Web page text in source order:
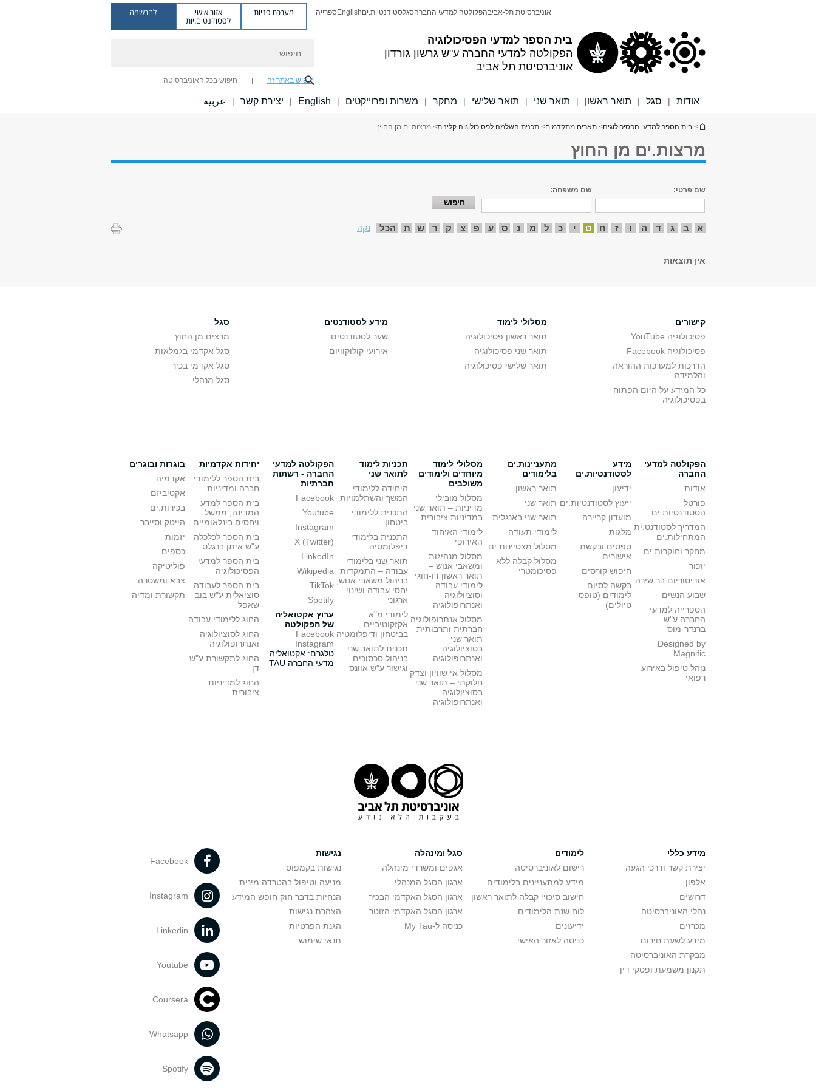
בית הספר למדעי הפסיכולוגיה
הפקולטה למדעי החברה ע"ש גרשון גורדון
אוניברסיטת תל אביב
אוניברסיטת תל-אביבהפקולטה למדעי החברהסגלסטודנטיות.יםEnglishספרייה מערכת פניות אזור אישי
לסטודנטים.יות
להרשמה
חיפוש באתר זה חיפוש בכל האוניברסיטה
אודות | סגל | תואר ראשון | תואר שני | תואר שלישי | מחקר | משרות ופרוייקטים |
English
| יצירת קשר | عربيه
הינך נמצא כאן
> בית הספר למדעי הפסיכולוגיה> תארים מתקדמים> תכנית השלמה לפסיכולוגיה קלינית> מרצות.ים מן החוץ
מרצות.ים מן החוץ
שם פרטי: שם משפחה:
א ב ג ד ה ו ז ח ט י כ ל מ נ ס ע פ צ ק ר ש ת הכל נקה
אין תוצאות
קישורים
פסיכולוגיה YouTube
פסיכולוגיה Facebook
הדרכות למערכות ההוראה
והלמידה
כל המידע על היום הפתוח
בפסיכולוגיה
מסלולי לימוד
תואר ראשון פסיכולוגיה
תואר שני פסיכולוגיה
תואר שלישי פסיכולוגיה
מידע לסטודנטים
שער לסטודנטים
אירועי קולוקוויום
סגל
מרצים מן החוץ
סגל אקדמי בגמלאות
סגל אקדמי בכיר
סגל מנהלי
הפקולטה למדעי
החברה
אודות
פורטל
הסטודנטיות.ים
המדריך לסטודנט.ית
המתחילות.ים
מחקר וחוקרות.ים
יזכור
אודיטוריום בר שירה
שבוע הנשים
הספרייה למדעי
החברה ע"ש
ברנדר-מוס
Designed by
Magnific
נוהל טיפול באירוע
רפואי
מידע
לסטודנטיות.ים
ידיעון
ייעוץ לסטודנטיות.ים
מועדון קריירה
מלגות
טפסים ובקשת
אישורים
חיפוש קורסים
בקשה לסיום
לימודים (טופס
טיולים)
מתעניינות.ים
בלימודים
תואר ראשון
תואר שני
תואר שני באנגלית
לימודי תעודה
מסלול מצטיינות.ים
מסלול קבלה ללא
פסיכומטרי
מסלולי לימוד
מיוחדים ולימודים
משולבים
מסלול מובילי
מדיניות – תואר שני
במדיניות ציבורית
לימודי האיחוד
האירופי
מסלול מנהיגות
ומשאבי אנוש –
תואר ראשון דו-חוגי
לימודי עבודה
וסוציולוגיה
ואנתרופולוגיה
מסלול אנתרופולוגיה
חברתית ותרבותית –
תואר שני
בסוציולוגיה
ואנתרופולוגיה
מסלול אי שוויון וצדק
חלוקתי – תואר שני
בסוציולוגיה
ואנתרופולוגיה
תכניות לימוד
לתואר שני
היחידה ללימודי
המשך והשתלמויות
התכנית ללימודי
ביטחון
התכנית בלימודי
דיפלומטיה
תואר שני בלימודי
עבודה – התמקדות
בניהול משאבי אנוש,
יחסי עבודה ושינוי
ארגוני
לימודי מ"א
אקזקוטיביים
בביטחון ודיפלומטיה
תכנית לתואר שני
בניהול סכסוכים
וגישור ע"ש אוונס
הפקולטה למדעי
החברה - רשתות
חברתיות
Facebook
Youtube
Instagram
X (Twitter)
LinkedIn
Wikipedia
TikTok
Spotify
ערוץ אקטואליה
של הפקולטה
Facebook
Instagram
טלגרם: אקטואליה
מדעי החברה TAU
יחידות אקדמיות
בית הספר ללימודי
חברה ומדיניות
בית הספר למדע
המדינה, ממשל
ויחסים בינלאומיים
בית הספר לכלכלה
ע"ש איתן ברגלס
בית הספר למדעי
הפסיכולוגיה
בית הספר לעבודה
סוציאלית ע"ש בוב
שאפל
החוג ללימודי עבודה
החוג לסוציולוגיה
ואנתרופולוגיה
החוג לתקשורת ע"ש
דן
החוג למדיניות
ציבורית
בוגרות ובוגרים
אקדמיה
אקטיביזם
בכירות.ים
הייטק וסייבר
יזמות
כספים
פוליטיקה
צבא ומשטרה
תקשורת ומדיה
מידע כללי
יצירת קשר ודרכי הגעה
אלפון
דרושים
נהלי האוניברסיטה
מכרזים
מידע לשעת חירום
מבקרת האוניברסיטה
תקנון משמעת ופסקי דין
לימודים
רישום לאוניברסיטה
מידע למתעניינים בלימודים
חישוב סיכויי קבלה לתואר ראשון
לוח שנת הלימודים
ידיעונים
כניסה לאזור האישי
סגל ומינהלה
אגפים ומשרדי מינהלה
ארגון הסגל המנהלי
ארגון הסגל האקדמי הבכיר
ארגון הסגל האקדמי הזוטר
כניסה ל-My Tau
נגישות
נגישות בקמפוס
מניעה וטיפול בהטרדה מינית
הנחיות בדבר חוק חופש המידע
הצהרת נגישות
הגנת הפרטיות
תנאי שימוש
Facebook
Instagram
Linkedin
Youtube
Coursera
Whatsapp
Spotify